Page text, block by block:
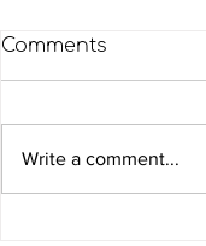
Comments
Write a comment...